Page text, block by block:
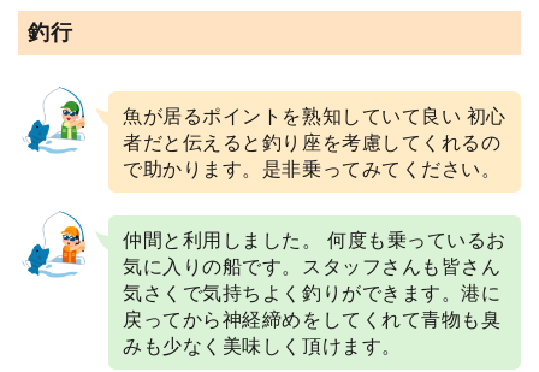
釣行
魚が居るポイントを熟知していて良い 初心
者だと伝えると釣り座を考慮してくれるの
で助かります。是非乗ってみてください。
仲間と利用しました。 何度も乗っているお
気に入りの船です。スタッフさんも皆さん
気さくで気持ちよく釣りができます。港に
戻ってから神経締めをしてくれて青物も臭
みも少なく美味しく頂けます。